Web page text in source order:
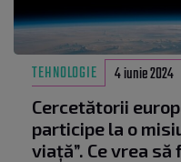
TEHNOLOGIE 4 iunie 2024
Cercetătorii
participe la o
viață”. Ce vrea